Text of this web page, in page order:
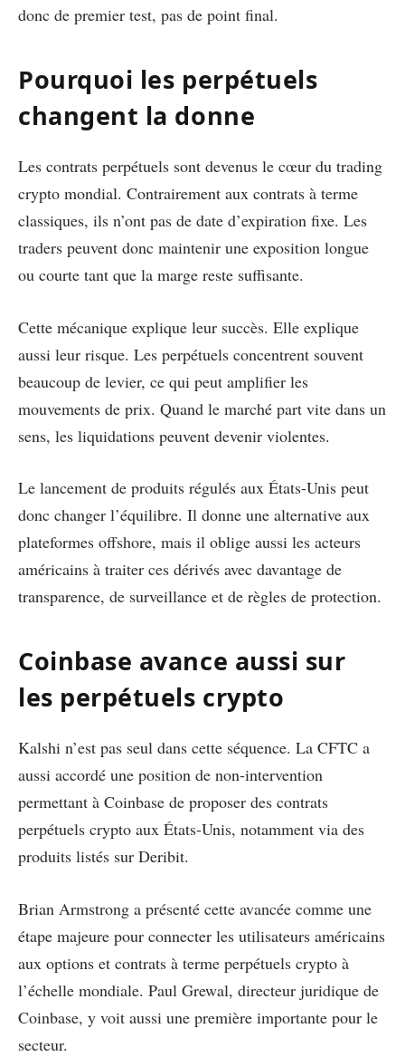
donc de premier test, pas de point final.
Pourquoi les perpétuels
changent la donne
Les contrats perpétuels sont devenus le cœur du trading
crypto mondial. Contrairement aux contrats à terme
classiques, ils n’ont pas de date d’expiration fixe. Les
traders peuvent donc maintenir une exposition longue
ou courte tant que la marge reste suffisante.
Cette mécanique explique leur succès. Elle explique
aussi leur risque. Les perpétuels concentrent souvent
beaucoup de levier, ce qui peut amplifier les
mouvements de prix. Quand le marché part vite dans un
sens, les liquidations peuvent devenir violentes.
Le lancement de produits régulés aux États-Unis peut
donc changer l’équilibre. Il donne une alternative aux
plateformes offshore, mais il oblige aussi les acteurs
américains à traiter ces dérivés avec davantage de
transparence, de surveillance et de règles de protection.
Coinbase avance aussi sur
les perpétuels crypto
Kalshi n’est pas seul dans cette séquence. La CFTC a
aussi accordé une position de non-intervention
permettant à Coinbase de proposer des contrats
perpétuels crypto aux États-Unis, notamment via des
produits listés sur Deribit.
Brian Armstrong a présenté cette avancée comme une
étape majeure pour connecter les utilisateurs américains
aux options et contrats à terme perpétuels crypto à
l’échelle mondiale. Paul Grewal, directeur juridique de
Coinbase, y voit aussi une première importante pour le
secteur.